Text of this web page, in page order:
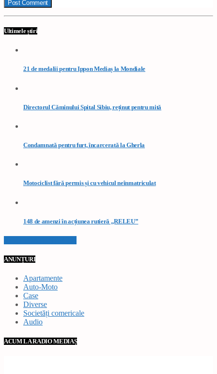
Ultimele știri
21 de medalii pentru Ippon Mediaș la Mondiale
Directorul Căminului Spital Sibiu, reținut pentru mită
Condamnată pentru furt, încarcerată la Gherla
Motociclist fără permis și cu vehicul neînmatriculat
148 de amenzi în acțiunea rutieră „RELEU”
ANUNȚURI
Apartamente
Auto-Moto
Case
Diverse
Societăți comericale
Audio
ACUM LA RADIO MEDIAȘ